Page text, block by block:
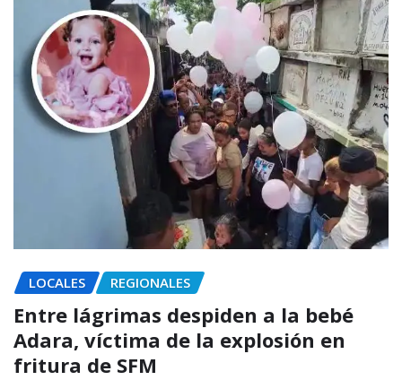
LOCALES REGIONALES
Entre lágrimas despiden a la bebé
Adara, víctima de la explosión en
fritura de SFM